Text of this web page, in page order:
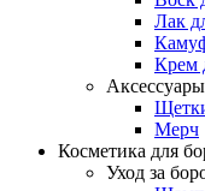
Лак
Крем
Мерч
Косметика для
Уход за